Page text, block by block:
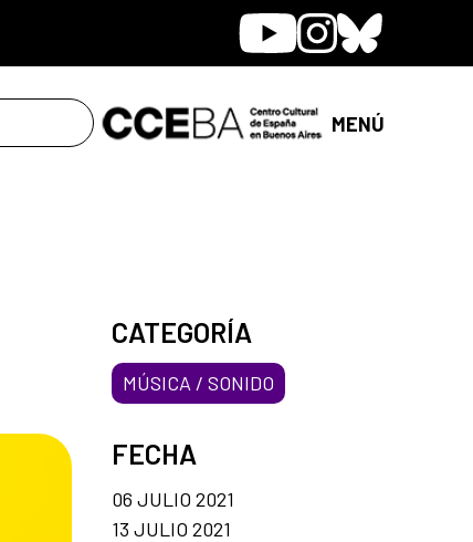
YoutubeInstagram
Bluesky
MENÚ
CATEGORÍA
MÚSICA / SONIDO
FECHA
06 JULIO 2021
13 JULIO 2021